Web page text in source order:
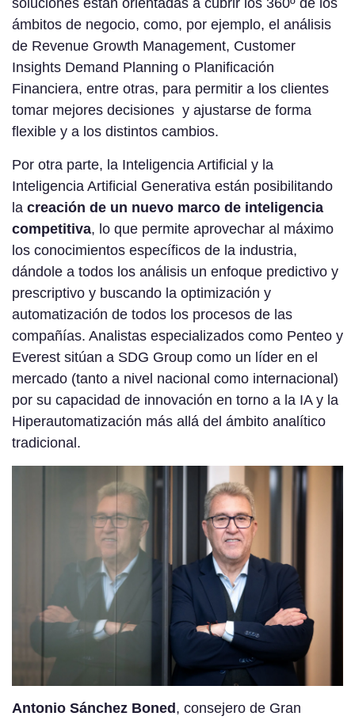
ámbitos de negocio, como, por ejemplo, el análisis
de Revenue Growth Management, Customer
Insights Demand Planning o Planificación
Financiera, entre otras, para permitir a los clientes
tomar mejores decisiones y ajustarse de forma
flexible y a los distintos cambios.
Por otra parte, la Inteligencia Artificial y la
Inteligencia Artificial Generativa están posibilitando
la creación de un nuevo marco de inteligencia
competitiva, lo que permite aprovechar al máximo
los conocimientos específicos de la industria,
dándole a todos los análisis un enfoque predictivo y
prescriptivo y buscando la optimización y
automatización de todos los procesos de las
compañías. Analistas especializados como Penteo y
Everest sitúan a SDG Group como un líder en el
mercado (tanto a nivel nacional como internacional)
por su capacidad de innovación en torno a la IA y la
Hiperautomatización más allá del ámbito analítico
tradicional.
Antonio Sánchez Boned , consejero de Gran